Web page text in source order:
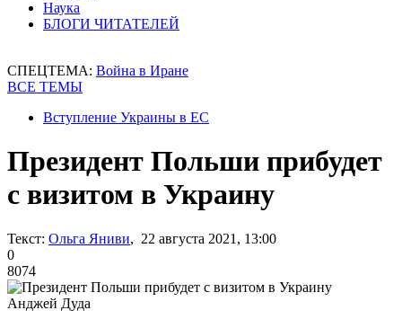
Наука
БЛОГИ ЧИТАТЕЛЕЙ
СПЕЦТЕМА: Война в Иране
ВСЕ ТЕМЫ
Вступление Украины в ЕС
Президент Польши прибудет
с визитом в Украину
Текст: Ольга Яниви, 22 августа 2021, 13:00
0
8074
Анджей Дуда